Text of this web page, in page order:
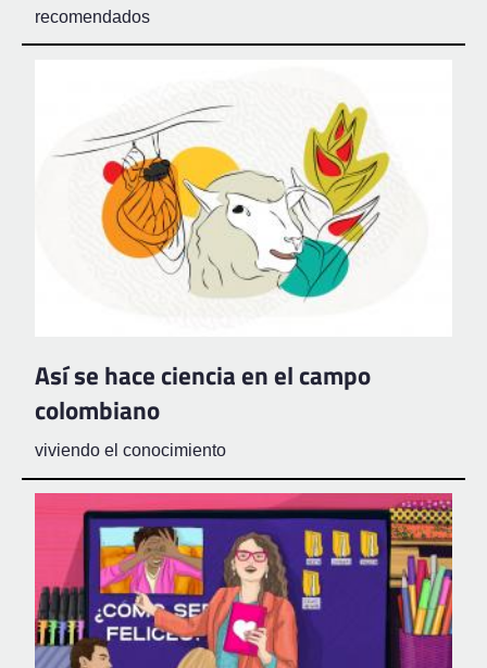
recomendados
Así se hace ciencia en el campo
colombiano
viviendo el conocimiento